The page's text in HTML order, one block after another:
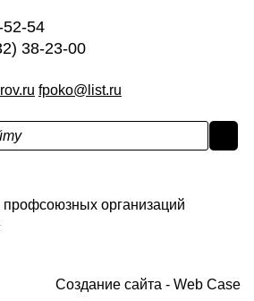
54
38-23-00
fpoko@list.ru
организаций
Создание сайта - Web Case